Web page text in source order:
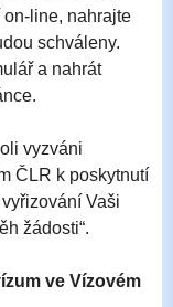
line, nahrajte
schváleny.
a nahrát
vyzváni
ČLR k poskytnutí
Vaši
žádosti“.
ve Vízovém